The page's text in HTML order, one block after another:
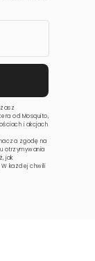
od Mosquito,
i akcjach
zgodę na
otrzymywania
jak
każdej chwili